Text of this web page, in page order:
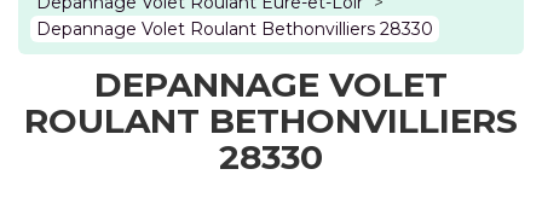
Depannage Volet Roulant Bethonvilliers 28330
DEPANNAGE VOLET
ROULANT BETHONVILLIERS
28330